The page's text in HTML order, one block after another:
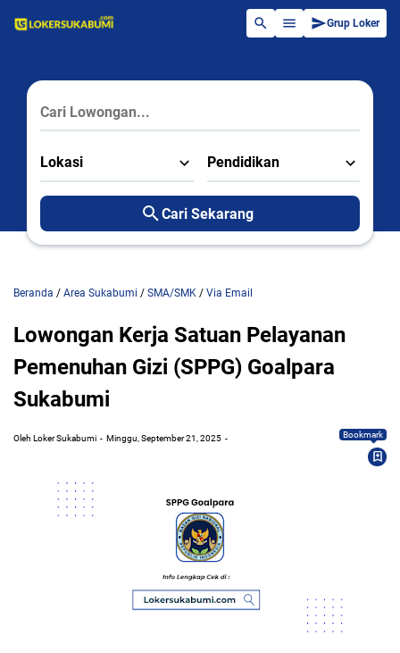
Grup Loker
Lokasi Pendidikan
Cari Sekarang
Beranda / Area Sukabumi / SMA/SMK / Via Email
Lowongan Kerja Satuan Pelayanan
Pemenuhan Gizi (SPPG) Goalpara
Sukabumi
Oleh Loker Sukabumi Minggu, September 21, 2025 Bookmark